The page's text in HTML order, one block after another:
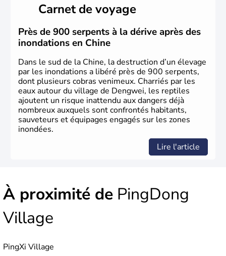
dynasties. La dynastie Qing a été la dernière à régner
jusqu'aux guerres de l'opium lorsque la Chine s'est
constituée comme nation et a retrouvé son indépendance
en 1945. Illustre pays en matière d'inventions avant-
gardistes, la Chine a été la première utilisatrice du papier,
de l'imprimerie à caractères mobiles, de la boussole et de
la poudre à canon.
Carnet de voyage
Près de 900 serpents à la dérive après des
inondations en Chine
Dans le sud de la Chine, la destruction d’un élevage
par les inondations a libéré près de 900 serpents,
dont plusieurs cobras venimeux. Charriés par les
eaux autour du village de Dengwei, les reptiles
ajoutent un risque inattendu aux dangers déjà
nombreux auxquels sont confrontés habitants,
sauveteurs et équipages engagés sur les zones
inondées.
Lire l'article
À proximité de PingDong
Village
PingXi Village